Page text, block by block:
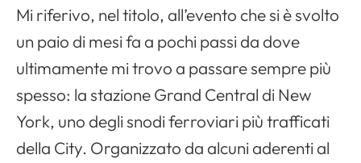
Mi riferivo, nel titolo, all’evento che si è svolto
un paio di mesi fa a pochi passi da dove
ultimamente mi trovo a passare sempre più
spesso: la stazione Grand Central di New
York, uno degli snodi ferroviari più trafficati
della City. Organizzato da alcuni aderenti al